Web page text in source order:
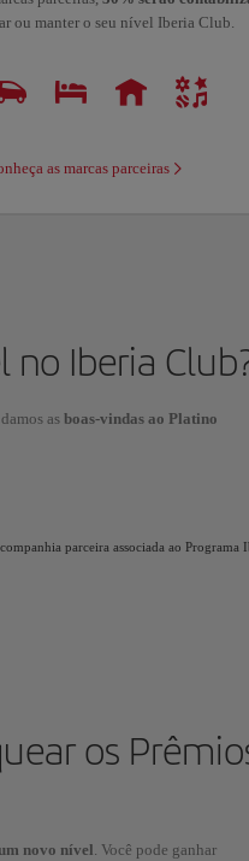
ou manter o seu nível Iberia Club.
as marcas parceiras
no Iberia
asboas-vindas ao Platino
parceira associada ao Programa
os
novo nível. Você pode ganhar